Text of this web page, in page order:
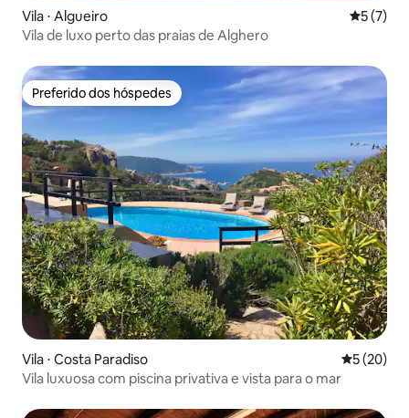
Vila ⋅ Algueiro 5 de
5 (7)
Vila de luxo perto das praias de Alghero
Preferido dos hóspedes
Preferido dos hóspedes
Vila ⋅ Costa Paradiso 5 de uma
5 (20)
Vila luxuosa com piscina privativa e vista para o mar